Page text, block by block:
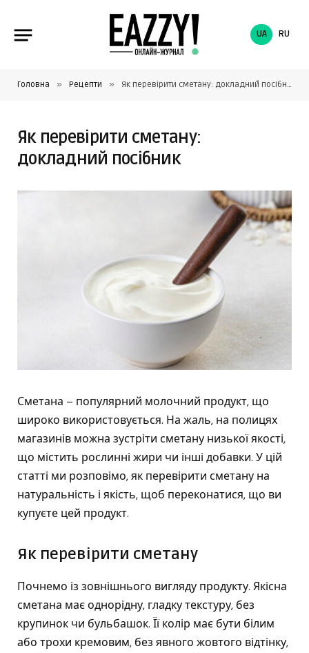
UA RU
Головна » Рецепти » Як перевірити сметану: докладний посібник
Як перевірити сметану:
докладний посібник
Сметана – популярний молочний продукт, що
широко використовується. На жаль, на полицях
магазинів можна зустріти сметану низької якості,
що містить рослинні жири чи інші добавки. У цій
статті ми розповімо, як перевірити сметану на
натуральність і якість, щоб переконатися, що ви
купуєте цей продукт.
Як перевірити сметану
Почнемо із зовнішнього вигляду продукту. Якісна
сметана має однорідну, гладку текстуру, без
крупинок чи бульбашок. Її колір має бути білим
або трохи кремовим, без явного жовтого відтінку,